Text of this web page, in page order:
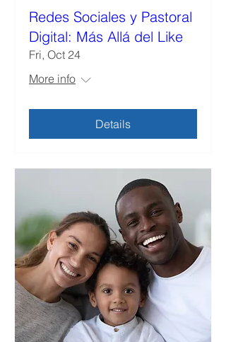
Redes Sociales y Pastoral
Digital: Más Allá del Like
Fri, Oct 24
More info
Details